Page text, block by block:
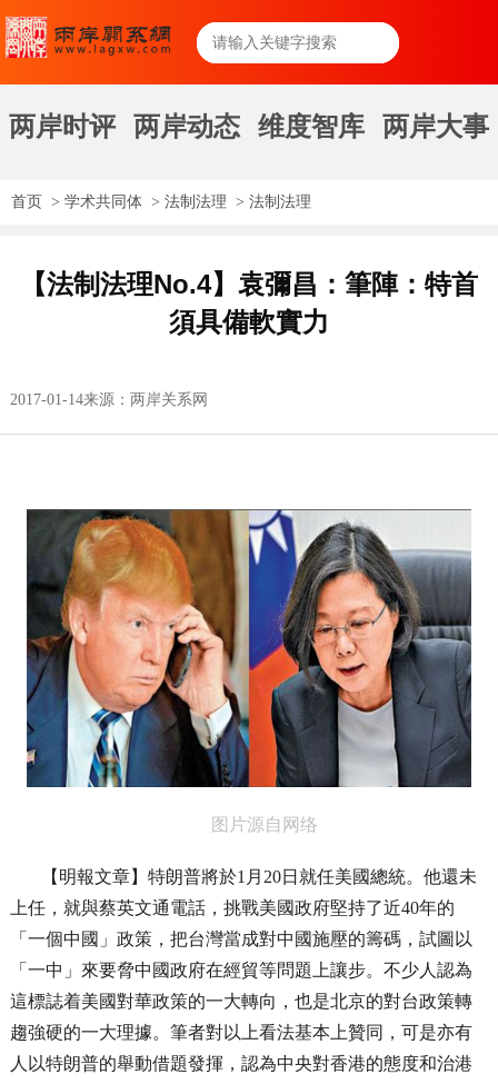
两岸时评 两岸动态 维度智库 两岸大事
首页 > 学术共同体 > 法制法理 > 法制法理
【法制法理No.4】袁彌昌：筆陣：特首
須具備軟實力
2017-01-14来源：两岸关系网
图片源自网络
【明報文章】特朗普將於1月20日就任美國總統。他還未
上任，就與蔡英文通電話，挑戰美國政府堅持了近40年的
「一個中國」政策，把台灣當成對中國施壓的籌碼，試圖以
「一中」來要脅中國政府在經貿等問題上讓步。不少人認為
這標誌着美國對華政策的一大轉向，也是北京的對台政策轉
趨強硬的一大理據。筆者對以上看法基本上贊同，可是亦有
人以特朗普的舉動借題發揮，認為中央對香港的態度和治港